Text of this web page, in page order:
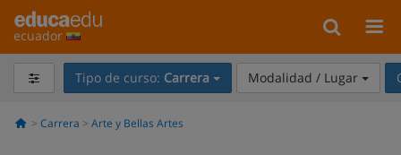
ecuador
Tipo de curso: Carrera Modalidad / Lugar
Carrera Arte y Bellas Artes